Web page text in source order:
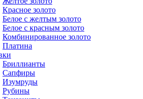
Красное золото
Белое с желтым золото
Белое с красным золото
Комбинированное золото
Платина
Бриллианты
Сапфиры
Изумруды
Рубины